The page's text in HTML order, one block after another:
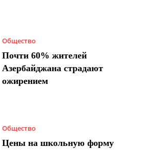
Общество
Почти 60% жителей
Азербайджана страдают
ожирением
Общество
Цены на школьную форму